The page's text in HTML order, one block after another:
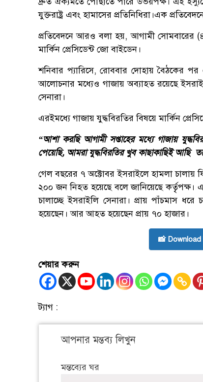
যুক্তরাষ্ট্র এবং হামাসের প্রতিনিধিরা।এক
প্রতিবেদনে আরও বলা হয়, আগামী সোমবারের (৪
মার্কিন প্রেসিডেন্ট জো বাইডেন।
শনিবার প্যারিসে, রোববার দোহায় বৈঠকের
আলোচনার মধ্যেও গাজায় অব্যাহত রয়েছে
সেনারা।
এরইমধ্যে গাজায় ‍যুদ্ধবিরতির বিষয়ে মার্কিন
“আশা করছি আগামী সপ্তাহের মধ্যে গাজায়
পেয়েছি, আমরা যুদ্ধবিরতির খুব কাছাকাছিই আছি
গেল বছরের ৭ অক্টোবর ইসরাইলে হামলা চালায়
২০০ জন নিহত হয়েছে বলে জানিয়েছে কর্তৃৃপক্ষ। এ
চালাচ্ছে ইসরাইলি সেনারা। প্রায় পাঁচমাস
হয়েছেন। আর আহত হয়েছেন প্রায় ৭০ হাজার।
📸
শেয়ার করুন
ট্যাগ :
আপনার মন্তব্য লিখুন
মন্তব্যের ঘর